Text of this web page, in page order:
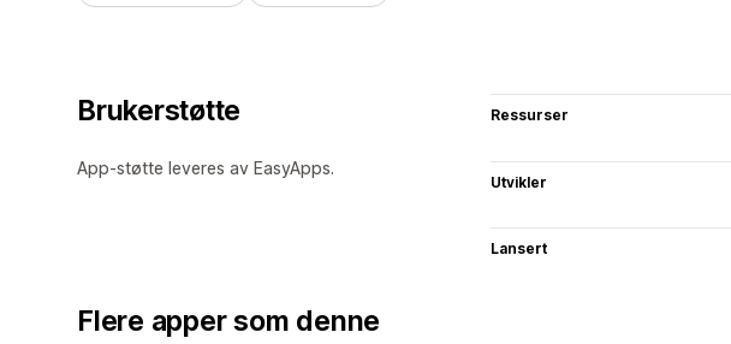
Brukerstøtte
App-støtte leveres av EasyApps.
Ressurser
Utvikler
Lansert
Flere apper som denne